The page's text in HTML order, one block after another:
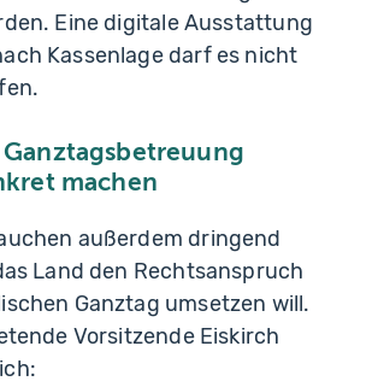
Eine digitale Ausstattung
Kassenlage darf es nicht
machen
außerdem dringend
Land den Rechtsanspruch
Ganztag umsetzen will.
Vorsitzende Eiskirch